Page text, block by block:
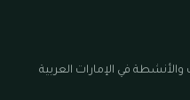
في الإمارات العربية